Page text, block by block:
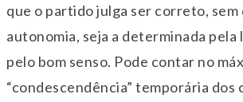
que o partido julga ser correto, sem
autonomia, seja a determinada pela
pelo bom senso. Pode contar no
“condescendência” temporária dos